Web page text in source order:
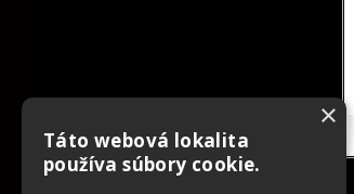
×
Táto webová lokalita
používa súbory cookie.